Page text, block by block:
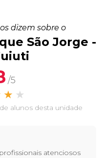
dizem sobre o
São Jorge -
/5
★ ★
alunos desta unidade
atenciosos